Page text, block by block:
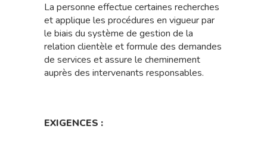
La personne effectue certaines recherches
et applique les procédures en vigueur par
le biais du système de gestion de la
relation clientèle et formule des demandes
de services et assure le cheminement
auprès des intervenants responsables.
EXIGENCES :